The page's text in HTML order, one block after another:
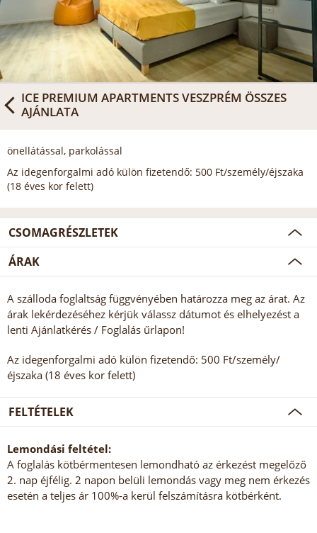
ICE PREMIUM APARTMENTS VESZPRÉM ÖSSZES
AJÁNLATA
önellátással, parkolással
Az idegenforgalmi adó külön fizetendő: 500 Ft/személy/éjszaka
(18 éves kor felett)
CSOMAGRÉSZLETEK
ÁRAK
A szálloda foglaltság függvényében határozza meg az árat. Az
árak lekérdezéséhez kérjük válassz dátumot és elhelyezést a
lenti Ajánlatkérés / Foglalás űrlapon!
Az idegenforgalmi adó külön fizetendő: 500 Ft/személy/
éjszaka (18 éves kor felett)
FELTÉTELEK
Lemondási feltétel:
A foglalás kötbérmentesen lemondható az érkezést megelőző
2. nap éjfélig. 2 napon belüli lemondás vagy meg nem érkezés
esetén a teljes ár 100%-a kerül felszámításra kötbérként.